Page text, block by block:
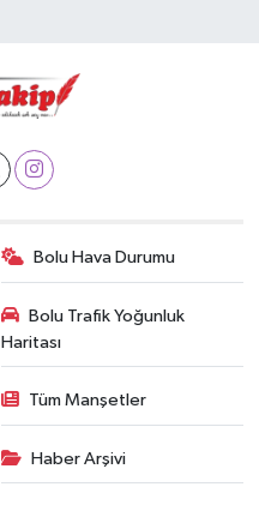
Bolu Hava Durumu
Bolu Trafik Yoğunluk
Haritası
Tüm Manşetler
Haber Arşivi